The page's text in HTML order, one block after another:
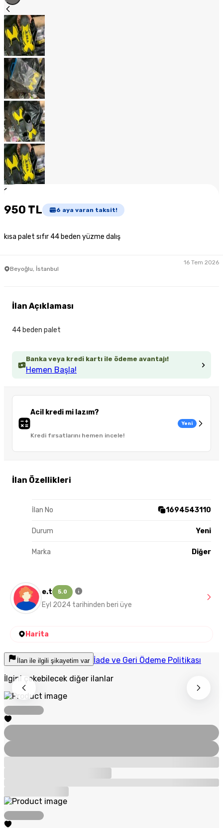
1
950 TL 6 aya varan taksit!
kısa palet sıfır 44 beden yüzme dalış
Beyoğlu, İstanbul
16 Tem 2026
Banka veya kredi kartı ile ödeme avantajı!
Hemen Başla!
Acil kredi mi lazım?
Kredi fırsatlarını hemen incele!
Yeni
İlan Özellikleri
İlan No 1694543110
Durum Yeni
Marka Diğer
İlan Açıklaması
44 beden palet
e.t 5.0
Eyl 2024 tarihinden beri üye
Harita
İlan ile ilgili şikayetim var İade ve Geri Ödeme Politikası
İlgini çekebilecek diğer ilanlar